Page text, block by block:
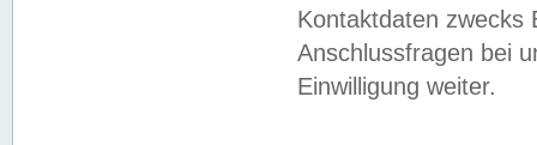
Kontaktdaten zwecks
Anschlussfragen bei
Einwilligung weiter.